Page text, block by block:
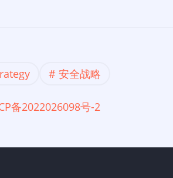
安全战略
备2022026098号-2